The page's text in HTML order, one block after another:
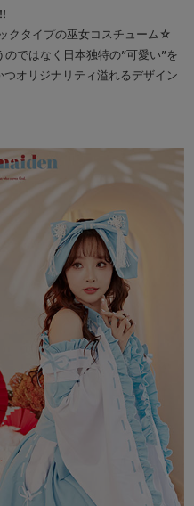
クタイプの巫女コスチューム☆
のではなく日本独特の"可愛い"を
オリジナリティ溢れるデザイン